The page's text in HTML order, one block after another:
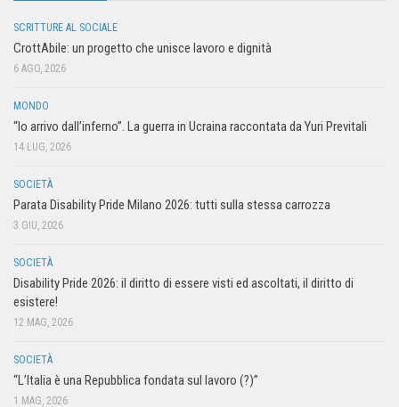
SCRITTURE AL SOCIALE
CrottAbile: un progetto che unisce lavoro e dignità
6 AGO, 2026
MONDO
“Io arrivo dall’inferno”. La guerra in Ucraina raccontata da Yuri Previtali
14 LUG, 2026
SOCIETÀ
Parata Disability Pride Milano 2026: tutti sulla stessa carrozza
3 GIU, 2026
SOCIETÀ
Disability Pride 2026: il diritto di essere visti ed ascoltati, il diritto di
esistere!
12 MAG, 2026
SOCIETÀ
“L’Italia è una Repubblica fondata sul lavoro (?)”
1 MAG, 2026